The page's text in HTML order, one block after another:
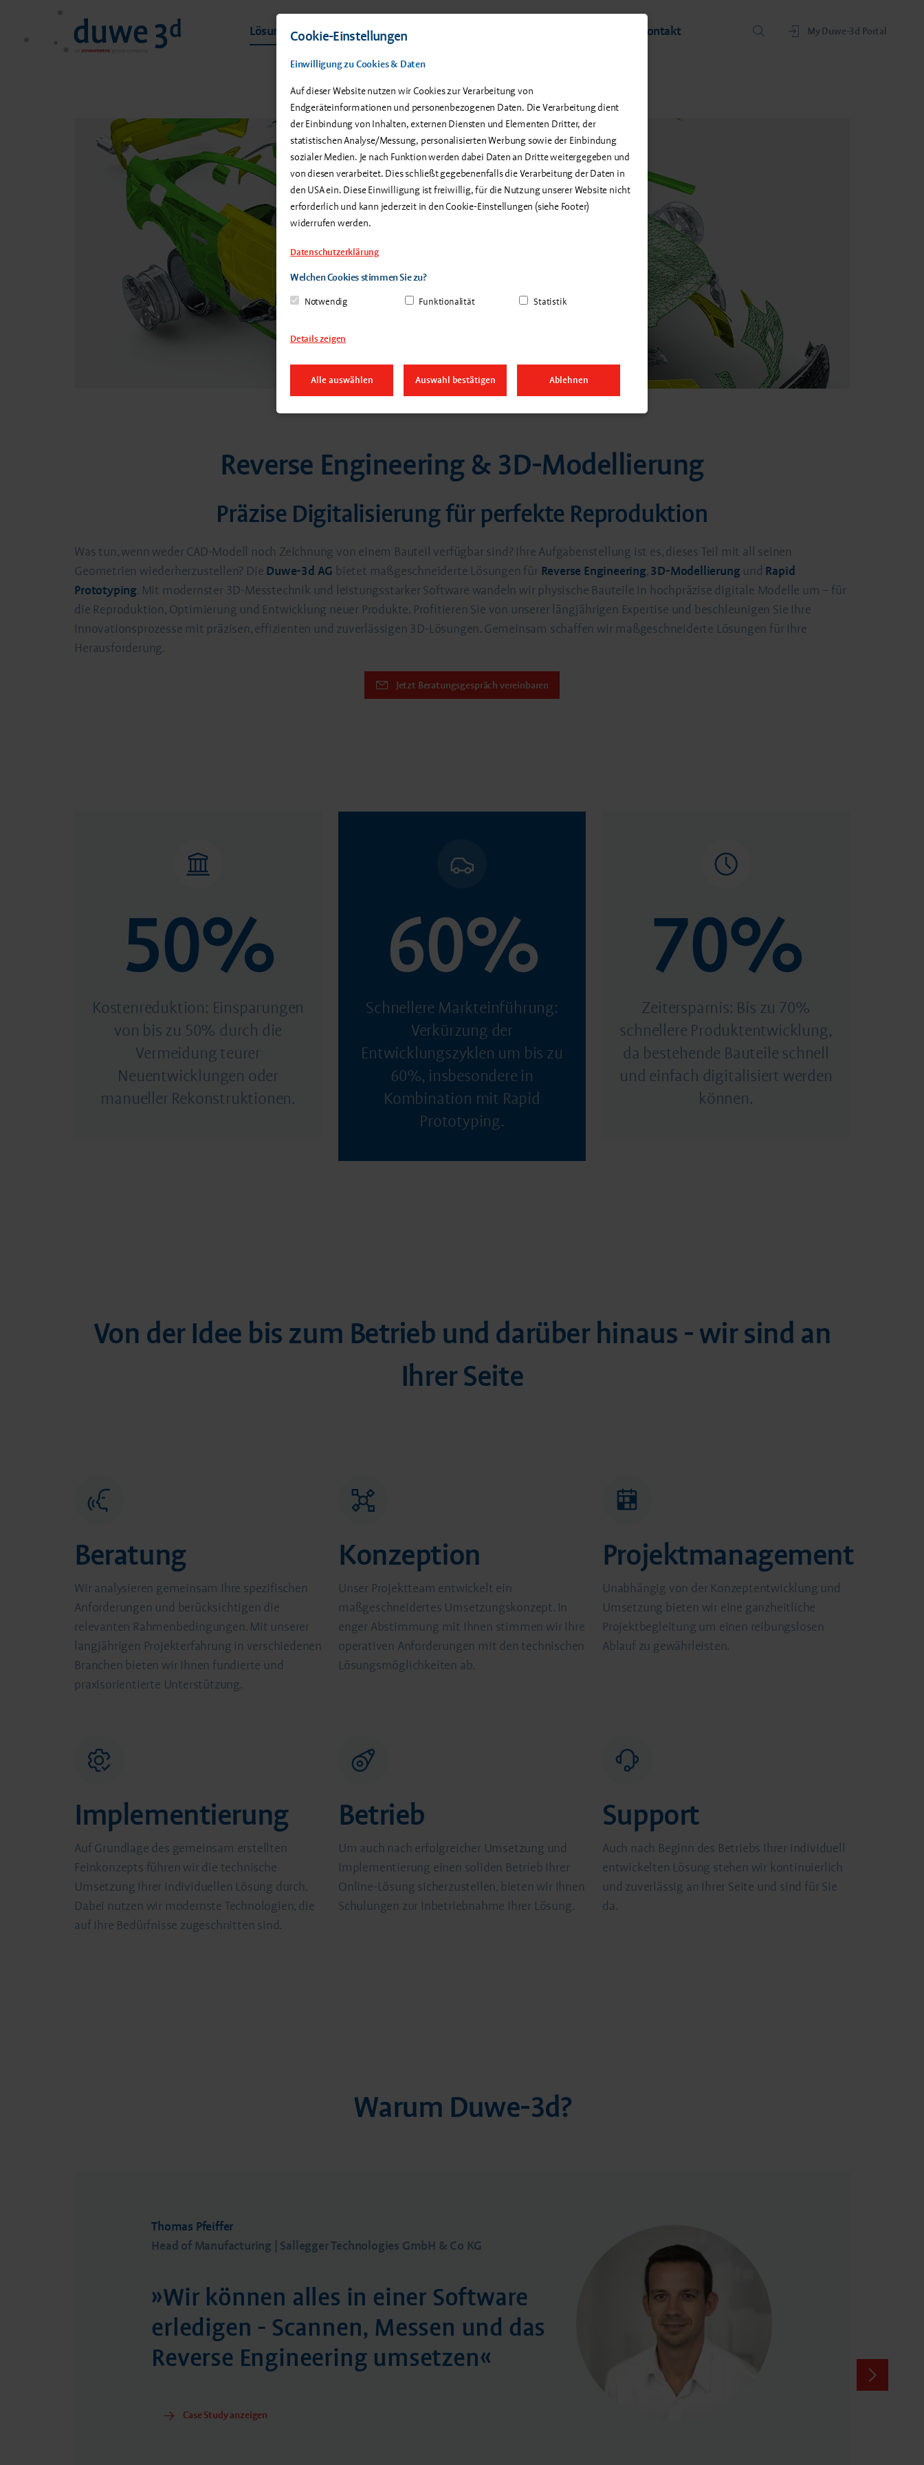
Lösungen & Produkte Service & Support Kontakt My Duwe-3d Portal
Reverse Engineering & 3D-Modellierung
Präzise Digitalisierung für perfekte Reproduktion
Was tun, wenn weder CAD-Modell noch Zeichnung von einem Bauteil verfügbar sind? Ihre Aufgabenstellung ist es, dieses Teil mit all seinen
Geometrien wiederherzustellen? Die Duwe-3d AG bietet maßgeschneiderte Lösungen für Reverse Engineering, 3D-Modellierung und Rapid
Prototyping. Mit modernster 3D-Messtechnik und leistungsstarker Software wandeln wir physische Bauteile in hochpräzise digitale Modelle um – für
die Reproduktion, Optimierung und Entwicklung neuer Produkte. Profitieren Sie von unserer längjährigen Expertise und beschleunigen Sie Ihre
Innovationsprozesse mit präzisen, effizienten und zuverlässigen 3D-Lösungen. Gemeinsam schaffen wir maßgeschneiderte Lösungen für Ihre
Herausforderung.
Jetzt Beratungsgespräch vereinbaren
50%
Kostenreduktion: Einsparungen
von bis zu 50% durch die
Vermeidung teurer
Neuentwicklungen oder
manueller Rekonstruktionen.
60%
Schnellere Markteinführung:
Verkürzung der
Entwicklungszyklen um bis zu
60%, insbesondere in
Kombination mit Rapid
Prototyping.
70%
Zeitersparnis: Bis zu 70%
schnellere Produktentwicklung,
da bestehende Bauteile schnell
und einfach digitalisiert werden
können.
Von der Idee bis zum Betrieb und darüber hinaus - wir sind an
Ihrer Seite
Beratung
Wir analysieren gemeinsam Ihre spezifischen
Anforderungen und berücksichtigen die
relevanten Rahmenbedingungen. Mit unserer
langjährigen Projekterfahrung in verschiedenen
Branchen bieten wir Ihnen fundierte und
praxisorientierte Unterstützung.
Konzeption
Unser Projektteam entwickelt ein
maßgeschneidertes Umsetzungskonzept. In
enger Abstimmung mit Ihnen stimmen wir Ihre
operativen Anforderungen mit den technischen
Lösungsmöglichkeiten ab.
Projektmanagement
Unabhängig von der Konzeptentwicklung und
Umsetzung bieten wir eine ganzheitliche
Projektbegleitung um einen reibungslosen
Ablauf zu gewährleisten.
Implementierung
Auf Grundlage des gemeinsam erstellten
Feinkonzepts führen wir die technische
Umsetzung Ihrer individuellen Lösung durch.
Dabei nutzen wir modernste Technologien, die
auf Ihre Bedürfnisse zugeschnitten sind.
Betrieb
Um auch nach erfolgreicher Umsetzung und
Implementierung einen soliden Betrieb Ihrer
Online-Lösung sicherzustellen, bieten wir Ihnen
Schulungen zur Inbetriebnahme Ihrer Lösung.
Support
​Auch nach Beginn des Betriebs Ihrer individuell
entwickelten Lösung stehen wir kontinuierlich
und zuverlässig an Ihrer Seite und sind für Sie
da.
Warum Duwe-3d?
Thomas Pfeiffer
Head of Manufacturing | Sallegger Technologies GmbH & Co KG
»Wir können alles in einer Software
erledigen - Scannen, Messen und das
Reverse Engineering umsetzen«
Case Study anzeigen
Cookie-Einstellungen
Einwilligung zu Cookies & Daten
Auf dieser Website nutzen wir Cookies zur Verarbeitung von
Endgeräteinformationen und personenbezogenen Daten. Die Verarbeitung dient
der Einbindung von Inhalten, externen Diensten und Elementen Dritter, der
statistischen Analyse/Messung, personalisierten Werbung sowie der Einbindung
sozialer Medien. Je nach Funktion werden dabei Daten an Dritte weitergegeben und
von diesen verarbeitet. Dies schließt gegebenenfalls die Verarbeitung der Daten in
den USA ein. Diese Einwilligung ist freiwillig, für die Nutzung unserer Website nicht
erforderlich und kann jederzeit in den Cookie-Einstellungen (siehe Footer)
widerrufen werden.
Datenschutzerklärung
Welchen Cookies stimmen Sie zu?
Notwendig Funktionalität Statistik
Details zeigen
Alle auswählen Auswahl bestätigen Ablehnen